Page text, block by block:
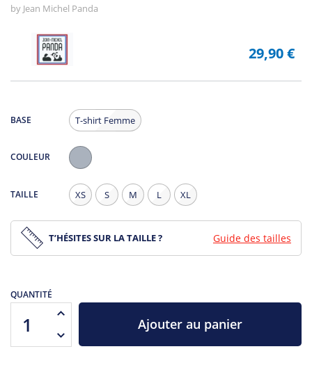
by Jean Michel Panda
29,90 €
BASE T-shirt Femme
COULEUR
Chiné
TAILLE XS S M L XL
T’HÉSITES SUR LA TAILLE ? Guide des tailles
QUANTITÉ
Ajouter au panier